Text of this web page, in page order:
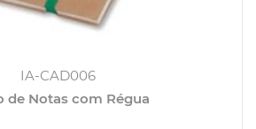
IA-CAD006
de Notas com Régua